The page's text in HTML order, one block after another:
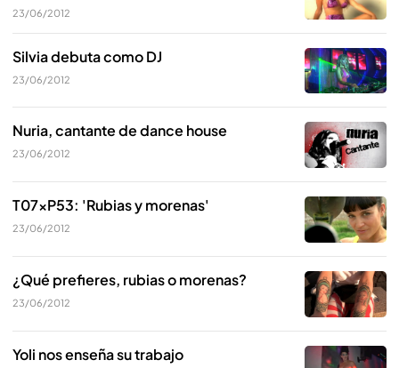
23/06/2012
Silvia debuta como DJ
23/06/2012
Nuria, cantante de dance house
23/06/2012
T07xP53: 'Rubias y morenas'
23/06/2012
¿Qué prefieres, rubias o morenas?
23/06/2012
Yoli nos enseña su trabajo